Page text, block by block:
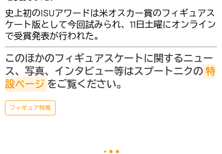
史上初のISUアワードは米オスカー賞のフィギュアス
ケート版として今回試みられ、11日土曜にオンライン
で受賞発表が行われた。
このほかのフィギュアスケートに関するニュー
ス、写真、インタビュー等はスプートニクの 特
設ページ をご覧ください。
フィギュア特集